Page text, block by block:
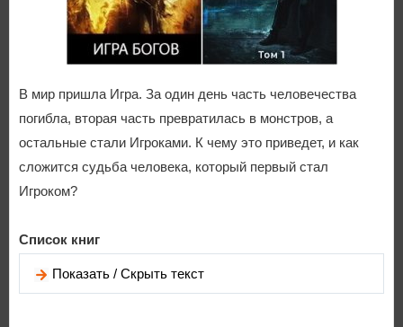
В мир пришла Игра. За один день часть человечества
погибла, вторая часть превратилась в монстров, а
остальные стали Игроками. К чему это приведет, и как
сложится судьба человека, который первый стал
Игроком?
Список книг
Показать / Скрыть текст